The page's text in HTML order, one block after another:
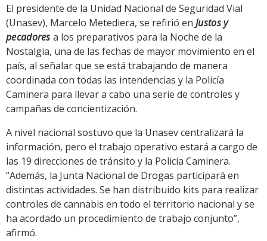
Link
El presidente de la Unidad Nacional de Seguridad Vial
(Unasev), Marcelo Metediera, se refirió en Justos y
pecadoresa los preparativos para la Noche de la
Nostalgia, una de las fechas de mayor movimiento en el
país, al señalar que se está trabajando de manera
coordinada con todas las intendencias y la Policía
Caminera para llevar a cabo una serie de controles y
campañas de concientización.
A nivel nacional sostuvo que la Unasev centralizará la
información, pero el trabajo operativo estará a cargo de
las 19 direcciones de tránsito y la Policía Caminera.
“Además, la Junta Nacional de Drogas participará en
distintas actividades. Se han distribuido kits para realizar
controles de cannabis en todo el territorio nacional y se
ha acordado un procedimiento de trabajo conjunto”,
afirmó.